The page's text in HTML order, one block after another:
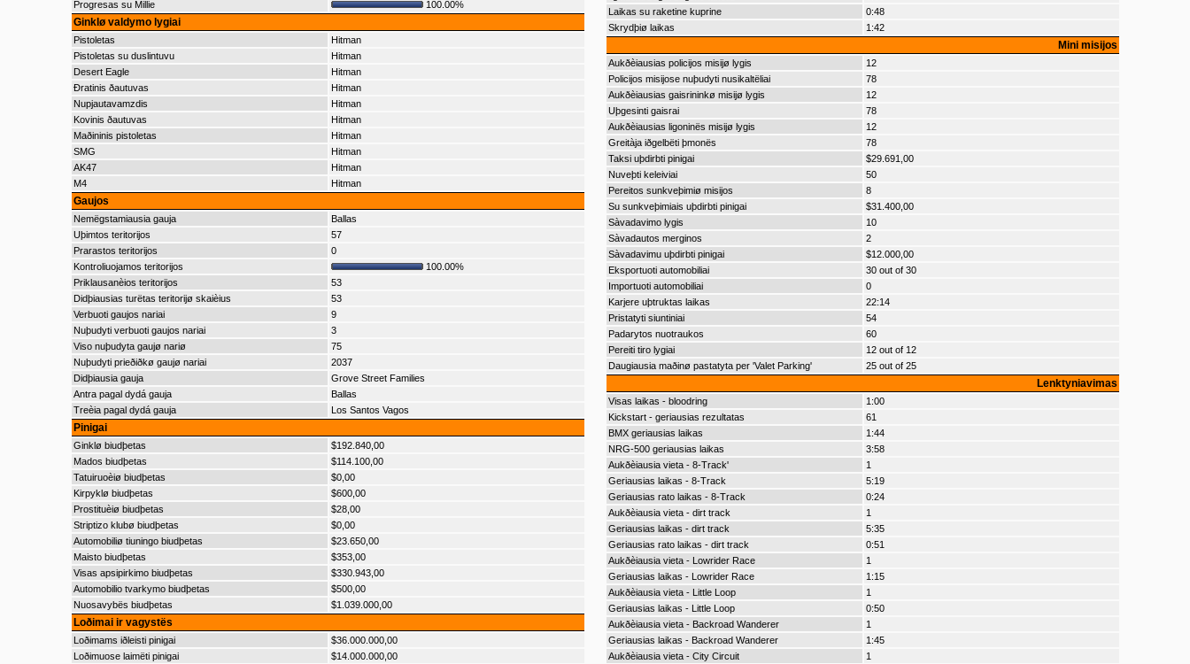
Progresas su Millie
100.00%
Ginklø valdymo lygiai
Pistoletas
Hitman
Pistoletas su duslintuvu
Hitman
Desert Eagle
Hitman
Ðratinis ðautuvas
Hitman
Nupjautavamzdis
Hitman
Kovinis ðautuvas
Hitman
Maðininis pistoletas
Hitman
SMG
Hitman
AK47
Hitman
M4
Hitman
Gaujos
Nemëgstamiausia gauja
Ballas
Uþimtos teritorijos
57
Prarastos teritorijos
0
Kontroliuojamos teritorijos
100.00%
Priklausanèios teritorijos
53
Didþiausias turëtas teritorijø skaièius
53
Verbuoti gaujos nariai
9
Nuþudyti verbuoti gaujos nariai
3
Viso nuþudyta gaujø nariø
75
Nuþudyti prieðiðkø gaujø nariai
2037
Didþiausia gauja
Grove Street Families
Antra pagal dydá gauja
Ballas
Treèia pagal dydá gauja
Los Santos Vagos
Pinigai
Ginklø biudþetas
$192.840,00
Mados biudþetas
$114.100,00
Tatuiruoèiø biudþetas
$0,00
Kirpyklø biudþetas
$600,00
Prostituèiø biudþetas
$28,00
Striptizo klubø biudþetas
$0,00
Automobiliø tiuningo biudþetas
$23.650,00
Maisto biudþetas
$353,00
Visas apsipirkimo biudþetas
$330.943,00
Automobilio tvarkymo biudþetas
$500,00
Nuosavybës biudþetas
$1.039.000,00
Loðimai ir vagystës
Loðimams iðleisti pinigai
$36.000.000,00
Loðimuose laimëti pinigai
$14.000.000,00
Laikas su raketine kuprine
0:48
Skrydþiø laikas
1:42
Mini misijos
Aukðèiausias policijos misijø lygis
12
Policijos misijose nuþudyti nusikaltëliai
78
Aukðèiausias gaisrininkø misijø lygis
12
Uþgesinti gaisrai
78
Aukðèiausias ligoninës misijø lygis
12
Greitàja iðgelbëti þmonës
78
Taksi uþdirbti pinigai
$29.691,00
Nuveþti keleiviai
50
Pereitos sunkveþimiø misijos
8
Su sunkveþimiais uþdirbti pinigai
$31.400,00
Sàvadavimo lygis
10
Sàvadautos merginos
2
Sàvadavimu uþdirbti pinigai
$12.000,00
Eksportuoti automobiliai
30 out of 30
Importuoti automobiliai
0
Karjere uþtruktas laikas
22:14
Pristatyti siuntiniai
54
Padarytos nuotraukos
60
Pereiti tiro lygiai
12 out of 12
Daugiausia maðinø pastatyta per 'Valet Parking'
25 out of 25
Lenktyniavimas
Visas laikas - bloodring
1:00
Kickstart - geriausias rezultatas
61
BMX geriausias laikas
1:44
NRG-500 geriausias laikas
3:58
Aukðèiausia vieta - 8-Track'
1
Geriausias laikas - 8-Track
5:19
Geriausias rato laikas - 8-Track
0:24
Aukðèiausia vieta - dirt track
1
Geriausias laikas - dirt track
5:35
Geriausias rato laikas - dirt track
0:51
Aukðèiausia vieta - Lowrider Race
1
Geriausias laikas - Lowrider Race
1:15
Aukðèiausia vieta - Little Loop
1
Geriausias laikas - Little Loop
0:50
Aukðèiausia vieta - Backroad Wanderer
1
Geriausias laikas - Backroad Wanderer
1:45
Aukðèiausia vieta - City Circuit
1